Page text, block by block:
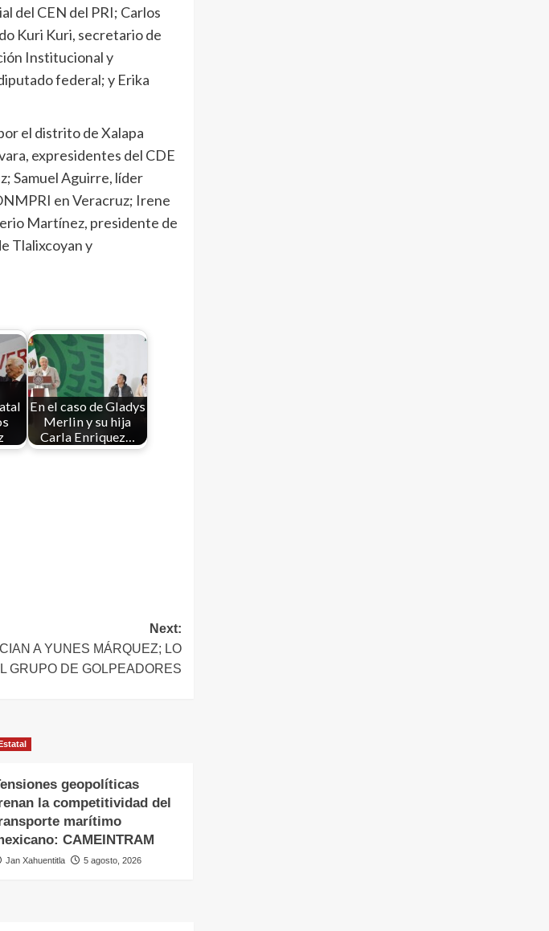
del CEN del PRI; Carlos
Kuri Kuri, secretario de
Institucional y
federal; y Erika
el distrito de Xalapa
expresidentes del CDE
Samuel Aguirre, líder
en Veracruz; Irene
Martínez, presidente de
Tlalixcoyan y
En el caso de Gladys
Merlin y su hija
Carla Enriquez…
Next:
A YUNES MÁRQUEZ; LO
GRUPO DE GOLPEADORES
Estatal
geopolíticas
la competitividad del
marítimo
CAMEINTRAM
Jan Xahuentitla 5 agosto, 2026